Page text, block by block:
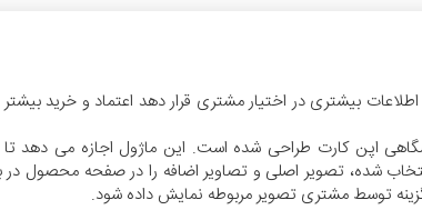
بیشتری در اختیار مشتری قرار دهد اعتماد و خرید
اپن کارت طراحی شده است. این ماژول اجازه می دهد تا
گزینه های انتخاب شده، تصویر اصلی و تصاویر اضافه را در صفحه
توسط مشتری تصویر مربوطه نمایش داده شود.